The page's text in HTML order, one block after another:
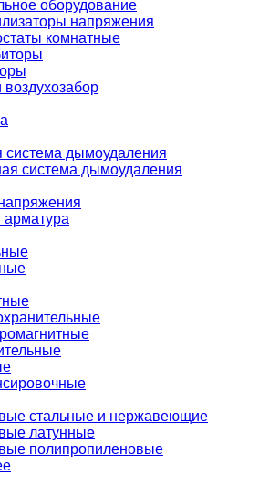
оборудование
напряжения
комнатные
система дымоудаления
система дымоудаления
арматура
стальные и нержавеющие
латунные
полипропиленовые